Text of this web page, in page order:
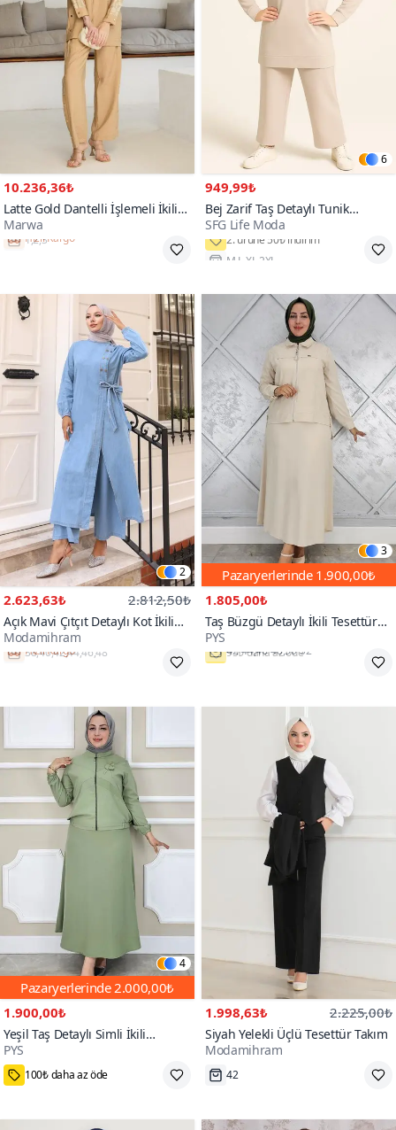
10.236,36₺
Latte Gold Dantelli İşlemeli İkili
Tesettür Takım
Marwa
Hızlı Kargo
6
949,99₺
Bej Zarif Taş Detaylı Tunik
Pantolon İkili Tesettür Takım
SFG Life Moda
2
2.623,63₺ 2.812,50₺
Açık Mavi Çıtçıt Detaylı Kot İkili
Tesettür Takım
Modamihram
Hızlı Kargo
3
Pazaryerlerinde 1.900,00₺
1.805,00₺
Taş Büzgü Detaylı İkili Tesettür
Takım
PYS
4
Pazaryerlerinde2.000,00₺
1.900,00₺
Yeşil Taş Detaylı Simli İkili
Tesettür Takım
PYS
42-44,46-48,50-52,54
1.998,63₺ 2.225,00₺
Siyah Yelekli Üçlü Tesettür Takım
Modamihram
Tükenmek Üzere